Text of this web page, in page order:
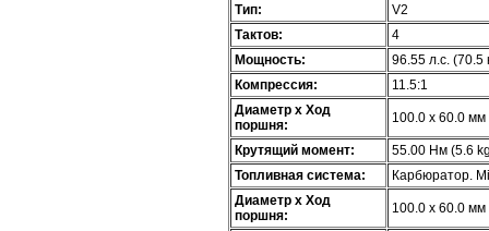
Тип:
V2
Тактов:
4
Мощность:
96.55 л.с. (70.5
Компрессия:
11.5:1
Диаметр х Ход
поршня:
100.0 x 60.0
Крутящий момент:
55.00 Нм (5.6
Топливная система:
Карбюратор.
Диаметр х Ход
поршня:
100.0 x 60.0